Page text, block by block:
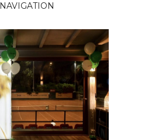
NAVIGATION